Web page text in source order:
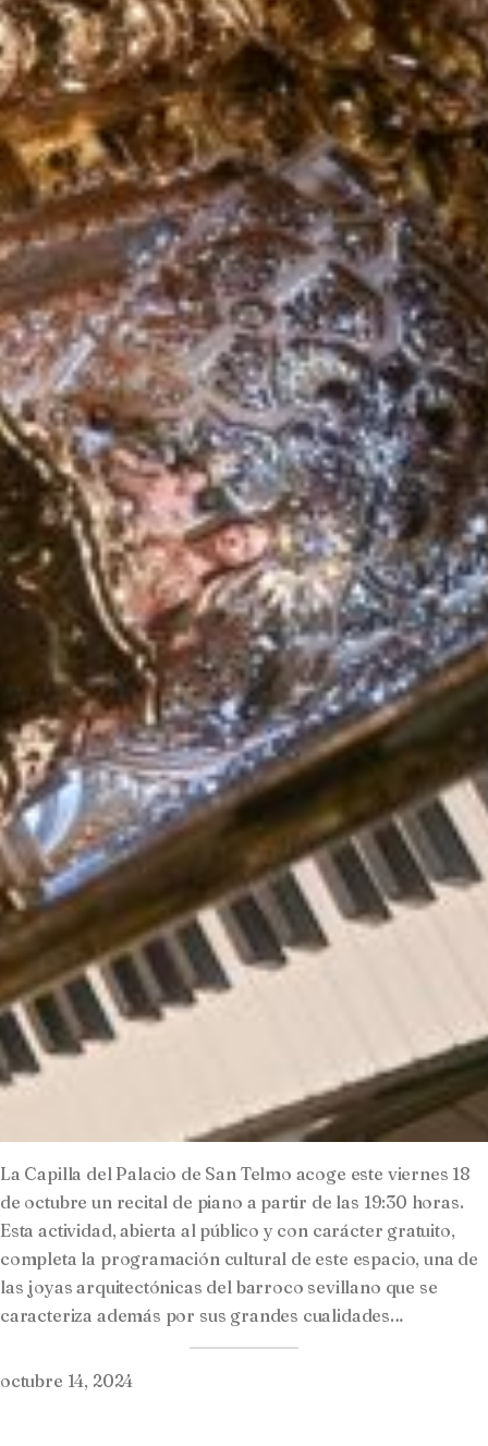
La Capilla del Palacio de San Telmo acoge este viernes 18
de octubre un recital de piano a partir de las 19:30 horas.
Esta actividad, abierta al público y con carácter gratuito,
completa la programación cultural de este espacio, una de
las joyas arquitectónicas del barroco sevillano que se
caracteriza además por sus grandes cualidades…
octubre 14, 2024